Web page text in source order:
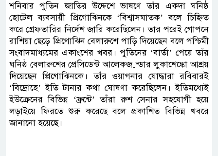
শনিবার পুতিন জাতির উদ্দেশে ভাষণে তাঁর একদা ঘনিষ্ঠ
হোটেল ব্যবসায়ী প্রিগোঝিনকে ‘বিশ্বাসঘাতক’ বলে চিহ্নিত
করে গ্রেফতারির নির্দেশ জারি করেছিলেন। তার পরেই গোপনে
রাশিয়া ছেড়ে প্রিগোঝিন বেলারুশে পাড়ি দিয়েছেন বলে পশ্চিমী
সংবাদমাধ্যমের একাংশের খবর। পুতিনের ‘বার্তা’ পেয়ে তাঁর
ঘনিষ্ঠ বেলারুশের প্রেসিডেন্ট আলেকজ়ন্ডার লুকাশেঙ্কো আশ্রয়
দিয়েছেন প্রিগোঝিনকে। তাঁর ওয়াগনার যোদ্ধারা রবিবারই
‘বিদ্রোহে’ ইতি টানার কথা ঘোষণা করেছিলেন। ইতিমধ্যেই
ইউক্রেনের বিভিন্ন ‘ফ্রন্টে’ তাঁরা রুশ সেনার সহযোগী হয়ে
লড়াইয়ে ফিরতে শুরু করেছে বলে প্রকাশিত বিভিন্ন খবরে
জানানো হয়েছে।